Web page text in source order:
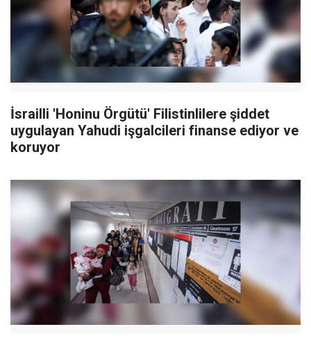
İsrailli 'Honinu Örgütü' Filistinlilere şiddet
uygulayan Yahudi işgalcileri finanse ediyor ve
koruyor